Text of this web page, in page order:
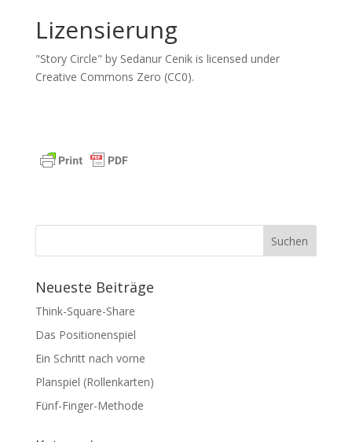
Lizensierung
"Story Circle" by Sedanur Cenik is licensed under
Creative Commons Zero (CC0).
Suchen
Neueste Beiträge
Think-Square-Share
Das Positionenspiel
Ein Schritt nach vorne
Planspiel (Rollenkarten)
Fünf-Finger-Methode